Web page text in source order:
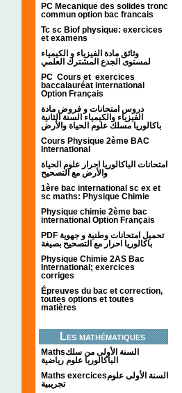
PC Mecanique des solides tronc
commun option bac francais
Tc sc Biof physique: exercices
et examens
وثائق مادة الفيزياء و الكيمياء
PC Cours et exercices
baccalauréat international
Option Français
دروس امتحانات و فروض مادة
الفيزياء والكيمياء السنة الثانية
باكالوريا مسلك علوم الحياة والأرض
Cours Physique 2ème BAC
International
امتحانات الباكالوريا احرار علوم الحياة
والأرض مع التصحيح
1ère bac international sc ex et
sc maths: Physique Chimie
Physique chimie 2ème bac
international Option Français
PDF تحميل امتحانات وطنية و جهوية
باكالوريا احرار مع التصحيح بصيغة
Physique Chimie 2AS Bac
International; exercices
corriges
Épreuves du bac et correction,
toutes options et toutes
matières
Les mathématiques
Mathsالسنة الأولى من سلك
الباكالوريا علوم رياضية
Maths exercicesالسنة الأولى علوم
تجريبية